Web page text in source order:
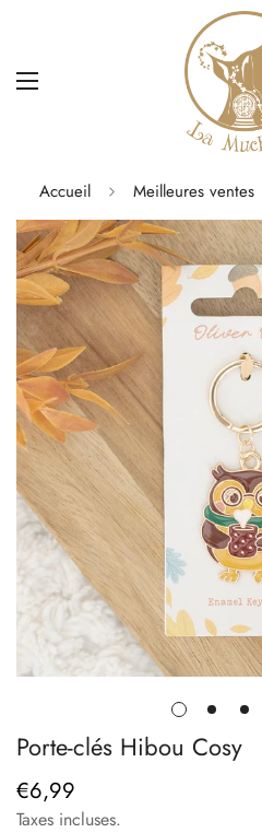
Accueil Meilleures ventes
Porte-clés Hibou Cosy
Prix
régulier
€6,99
Taxes incluses.